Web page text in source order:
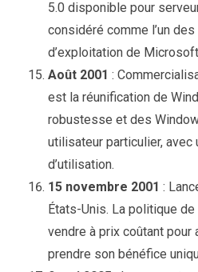
5.0 disponible pour
considéré comme l’un
d’exploitation de
Août 2001 :
est la réunification de
robustesse et des
utilisateur particulier,
d’utilisation.
15 novembre 2001 :
États-Unis. La politique
vendre à prix coûtant pour
prendre son bénéfice